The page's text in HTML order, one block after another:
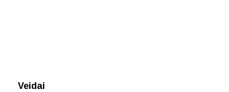
Veidai